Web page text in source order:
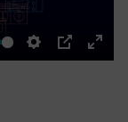
Settings
PIP
Enter